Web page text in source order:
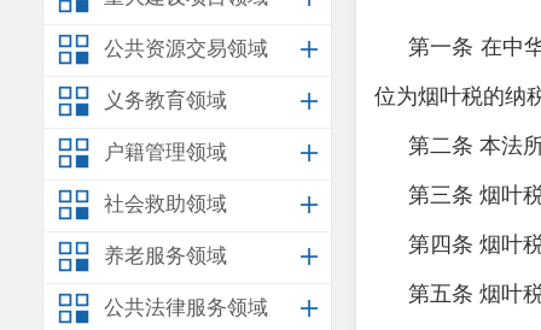
公共资源交易领域
义务教育领域
户籍管理领域
社会救助领域
养老服务领域
公共法律服务领域
第一条 在中
位为烟叶税的纳
第二条 本法
第三条 烟叶
第四条 烟叶
第五条 烟叶